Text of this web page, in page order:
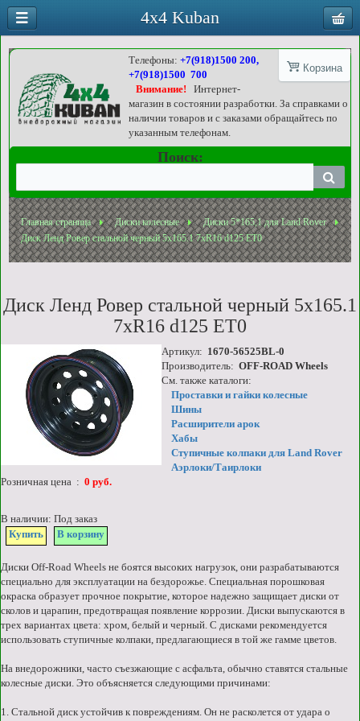
Корзина
Телефоны:+7(918)1500 200,
+7(918)1500 700
Внимание!
Интернет-
магазин в состоянии разработки. За справками о
наличии товаров и с заказами обращайтесь по
указанным телефонам.
Поиск:
Главная страница Диски колесные
Диски 5*165,1 для Land Rover
Диск Ленд Ровер стальной черный 5x165.1 7xR16 d125 ET0
Диск Ленд Ровер стальной черный 5x165.1
7xR16 d125 ET0
Артикул: 1670-56525BL-0
Производитель: OFF-ROAD Wheels
См. также каталоги:
Проставки и гайки колесные
Шины
Расширители арок
Хабы
Ступичные колпаки для Land Rover
Аэрлоки/Таирлоки
Розничная цена : 0 руб.
В наличии: Под заказ
Купить
В корзину
Диски Off-Road Wheels не боятся высоких нагрузок, они разрабатываются
специально для эксплуатации на бездорожье. Специальная порошковая
окраска образует прочное покрытие, которое надежно защищает диски от
сколов и царапин, предотвращая появление коррозии. Диски выпускаются в
трех вариантах цвета: хром, белый и черный. С дисками рекомендуется
использовать ступичные колпаки, предлагающиеся в той же гамме цветов.
На внедорожники, часто съезжающие с асфальта, обычно ставятся стальные
колесные диски. Это объясняется следующими причинами:
1. Стальной диск устойчив к повреждениям. Он не расколется от удара о
4x4 Kuban